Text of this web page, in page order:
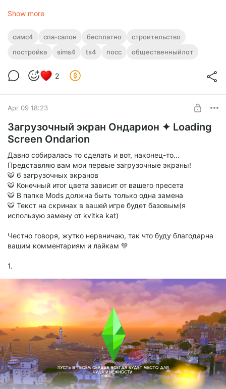
Show more
симс4 спа-салон бесплатно
строительство
постройка
sims4 ts4 nocc общественныйлот
2
Apr 09 18:23
Загрузочный экран Ондарион ✦ Loading
Screen Ondarion
Давно собиралась то сделать и вот, наконец-то...
Представляю вам мои первые загрузочные экраны!
🐯 6 загрузочных экранов
🐯 Конечный итог цвета зависит от вашего пресета
🐯 В папке Mods должна быть только одна замена
🐯 Текст на скринах в вашей игре будет базовым(я
использую замену от kvitka kat)
Честно говоря, жутко нервничаю, так что буду благодарна
вашим комментариям и лайкам 💚
1.